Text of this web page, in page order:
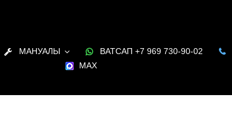
МАНУАЛЫ ВАТСАП +7 969 730-90-02
MAX